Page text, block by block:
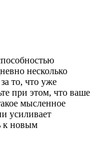
несколько
то, что уже
при этом, что ваше
мысленное
усиливает
к новым